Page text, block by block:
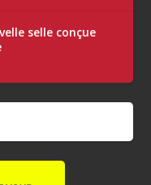
selle conçue